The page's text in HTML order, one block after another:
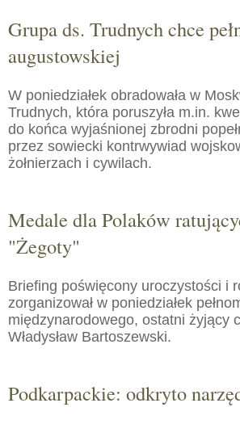
Grupa ds. Trudnych chce
augustowskiej
W poniedziałek obradowała w
Trudnych, która poruszyła m.in.
do końca wyjaśnionej zbrodni
przez sowiecki kontrwywiad
żołnierzach i cywilach.
Medale dla Polaków
"Żegoty"
Briefing poświęcony uroczystości i
zorganizował w poniedziałek
międzynarodowego, ostatni żyjący
Władysław Bartoszewski.
Podkarpackie: odkryto